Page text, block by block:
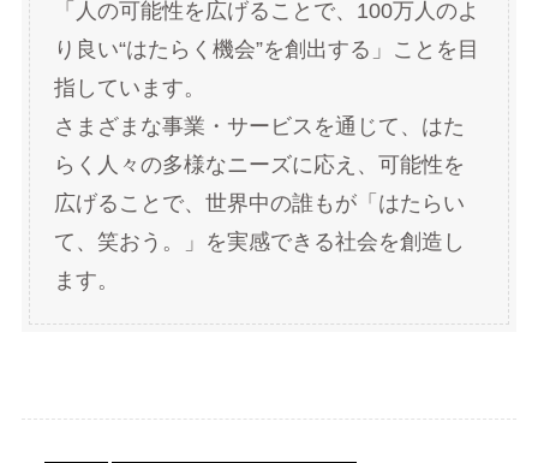
「人の可能性を広げることで、100万人のよ
り良い“はたらく機会”を創出する」ことを目
指しています。
さまざまな事業・サービスを通じて、はた
らく人々の多様なニーズに応え、可能性を
広げることで、世界中の誰もが「はたらい
て、笑おう。」を実感できる社会を創造し
ます。